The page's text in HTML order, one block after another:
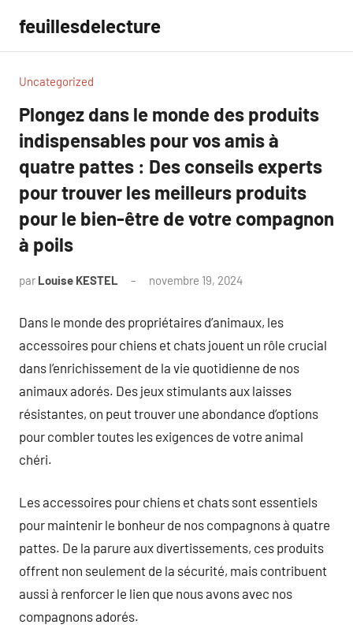
contenu
feuillesdelecture
Uncategorized
Plongez dans le monde des produits
indispensables pour vos amis à
quatre pattes : Des conseils experts
pour trouver les meilleurs produits
pour le bien-être de votre compagnon
à poils
par Louise KESTEL novembre 19, 2024
Dans le monde des propriétaires d’animaux, les
accessoires pour chiens et chats jouent un rôle crucial
dans l’enrichissement de la vie quotidienne de nos
animaux adorés. Des jeux stimulants aux laisses
résistantes, on peut trouver une abondance d’options
pour combler toutes les exigences de votre animal
chéri.
Les accessoires pour chiens et chats sont essentiels
pour maintenir le bonheur de nos compagnons à quatre
pattes. De la parure aux divertissements, ces produits
offrent non seulement de la sécurité, mais contribuent
aussi à renforcer le lien que nous avons avec nos
compagnons adorés.